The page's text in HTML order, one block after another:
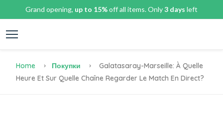
Grand opening, up to 15%off all items. Only3 days left
Home Покупки
Galatasaray-Marseille: À Quelle
Heure Et Sur Quelle Chaîne Regarder Le Match En Direct?